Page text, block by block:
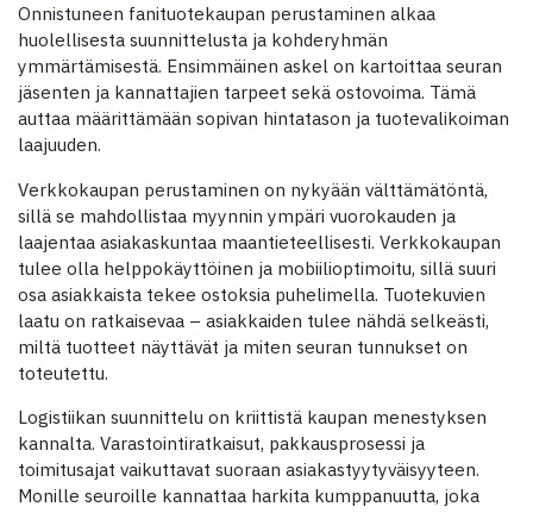
Onnistuneen fanituotekaupan perustaminen alkaa
huolellisesta suunnittelusta ja kohderyhmän
ymmärtämisestä. Ensimmäinen askel on kartoittaa seuran
jäsenten ja kannattajien tarpeet sekä ostovoima. Tämä
auttaa määrittämään sopivan hintatason ja tuotevalikoiman
laajuuden.
Verkkokaupan perustaminen on nykyään välttämätöntä,
sillä se mahdollistaa myynnin ympäri vuorokauden ja
laajentaa asiakaskuntaa maantieteellisesti. Verkkokaupan
tulee olla helppokäyttöinen ja mobiilioptimoitu, sillä suuri
osa asiakkaista tekee ostoksia puhelimella. Tuotekuvien
laatu on ratkaisevaa – asiakkaiden tulee nähdä selkeästi,
miltä tuotteet näyttävät ja miten seuran tunnukset on
toteutettu.
Logistiikan suunnittelu on kriittistä kaupan menestyksen
kannalta. Varastointiratkaisut, pakkausprosessi ja
toimitusajat vaikuttavat suoraan asiakastyytyväisyyteen.
Monille seuroille kannattaa harkita kumppanuutta, joka